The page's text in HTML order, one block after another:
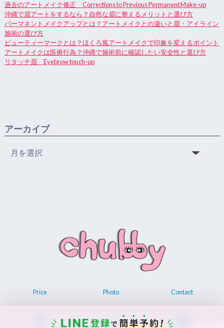
過去のアートメイク修正 Corrections to Previous Permanent Make-up
沖縄で眉アートをするなら？自然な眉に整えるメリットと選び方
パーマネントメイクアップとは？アートメイクとの違いと眉・アイライン
施術の選び方
ビューティーマークとは？ほくろ風アートメイクで印象を変えるポイント
アートメイクは医療行為？沖縄で施術前に確認したい安全性と選び方
リタッチ眉 Eyebrow touch-up
アーカイブ
Price Photo Contact